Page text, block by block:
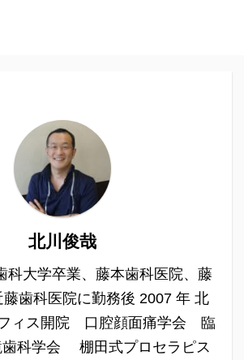
北川俊哉
科大学卒業、藤本歯科医院、藤
歯科医院に勤務後 2007 年 北
フィス開院 口腔顔面痛学会 臨
歯科学会 棚田式プロセラピス